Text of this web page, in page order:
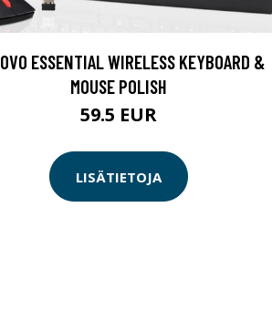
ESSENTIAL WIRELESS KEYBOARD &
MOUSE POLISH
59.5 EUR
LISÄTIETOJA